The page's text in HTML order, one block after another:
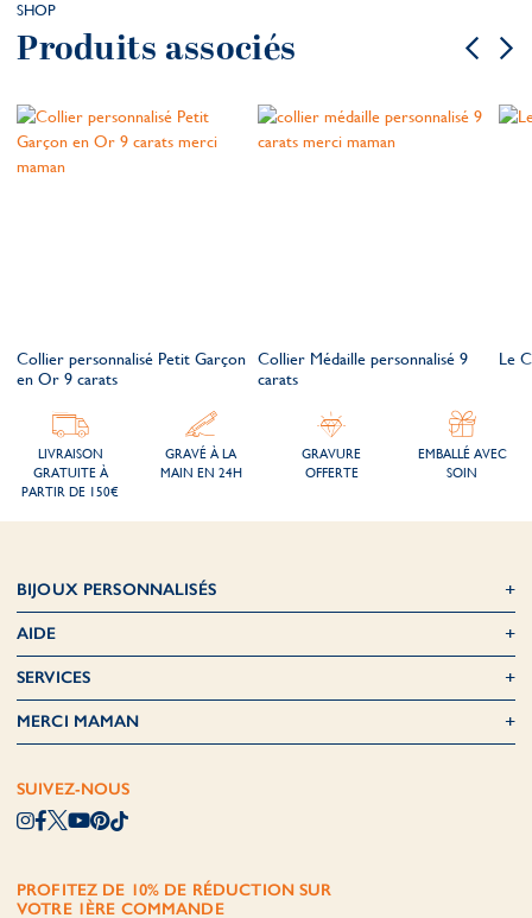
SHOP
Produits associés
Collier personnalisé Petit Garçon
en Or 9 carats
Collier Médaille personnalisé 9
carats
Le
LIVRAISON
GRATUITE À
PARTIR DE 150€
GRAVÉ À LA
MAIN EN 24H
GRAVURE
OFFERTE
EMBALLÉ AVEC
SOIN
BIJOUX PERSONNALISÉS
AIDE
SERVICES
MERCI MAMAN
SUIVEZ-NOUS
PROFITEZ DE 10% DE RÉDUCTION SUR
VOTRE 1ÈRE COMMANDE